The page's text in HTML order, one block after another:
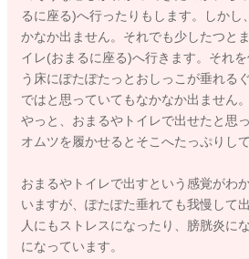
るに座る)へ行ったりもします。しかし
かなか出ません。それでも少したつと
イレ(おまるに座る)へ行きます。それ
う床にぽたぽたっとおしっこが垂れる
ではと思っていてもなかなか出ません。
やっと、おまるやトイレで出せたと思
オムツを履かせるとそこへたっぷりして
おまるやトイレで出すという感覚がわ
いますが、ぽたぽた垂れても我慢して
人にもストレスになったり、膀胱炎に
になっています。